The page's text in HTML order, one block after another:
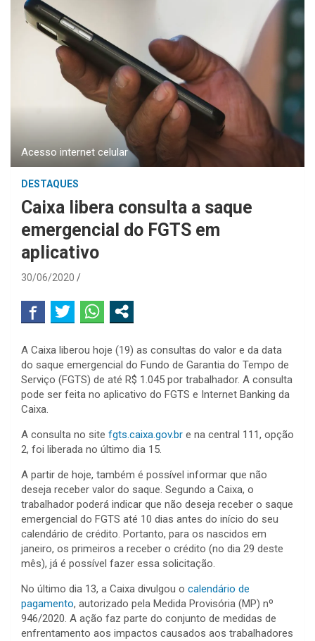
Acesso internet celular
DESTAQUES
Caixa libera consulta a saque
emergencial do FGTS em
aplicativo
30/06/2020
A Caixa liberou hoje (19) as consultas do valor e da data
do saque emergencial do Fundo de Garantia do Tempo de
Serviço (FGTS) de até R$ 1.045 por trabalhador. A consulta
pode ser feita no aplicativo do FGTS e Internet Banking da
Caixa.
A consulta no site fgts.caixa.gov.br e na central 111, opção
2, foi liberada no último dia 15.
A partir de hoje, também é possível informar que não
deseja receber valor do saque. Segundo a Caixa, o
trabalhador poderá indicar que não deseja receber o saque
emergencial do FGTS até 10 dias antes do início do seu
calendário de crédito. Portanto, para os nascidos em
janeiro, os primeiros a receber o crédito (no dia 29 deste
mês), já é possível fazer essa solicitação.
No último dia 13, a Caixa divulgou o calendário de
pagamento, autorizado pela Medida Provisória (MP) nº
946/2020. A ação faz parte do conjunto de medidas de
enfrentamento aos impactos causados aos trabalhadores